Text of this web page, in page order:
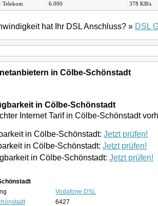
Telekom 6.000 378 KB/s
hat Ihr DSL Anschluss? » DSL
in Cölbe-Schönstadt
in Cölbe-Schönstadt
Internet Tarif in Cölbe-Schönstadt
in Cölbe-Schönstadt: Jetzt prüfen!
in Cölbe-Schönstadt: Jetzt prüfen!
in Cölbe-Schönstadt: Jetzt prüfen!
Vodafone DSL
6427